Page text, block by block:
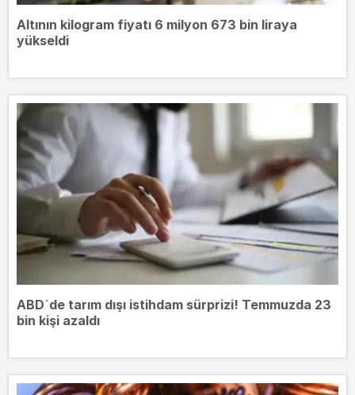
Altının kilogram fiyatı 6 milyon 673 bin liraya
yükseldi
ABD`de tarım dışı istihdam sürprizi! Temmuzda 23
bin kişi azaldı